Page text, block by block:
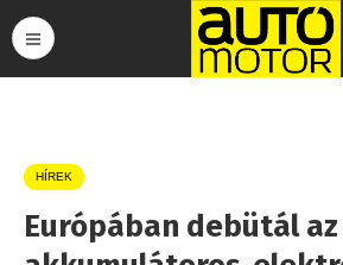
HÍREK
Európában debütál